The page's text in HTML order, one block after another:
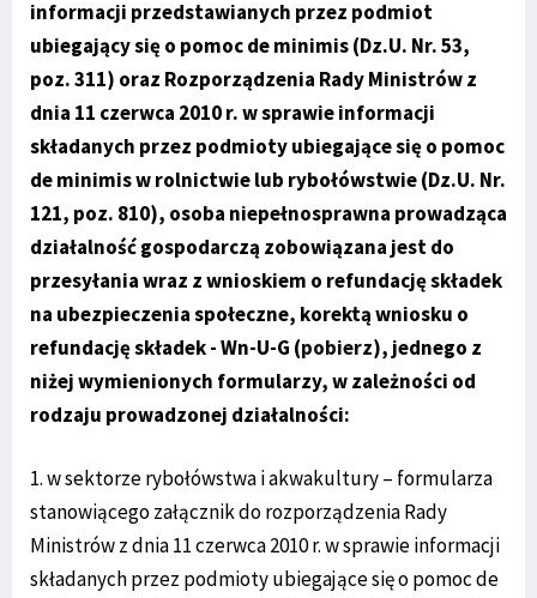
informacji przedstawianych przez podmiot
ubiegający się o pomoc de minimis (Dz.U. Nr. 53,
poz. 311) oraz Rozporządzenia Rady Ministrów z
dnia 11 czerwca 2010 r. w sprawie informacji
składanych przez podmioty ubiegające się o pomoc
de minimis w rolnictwie lub rybołówstwie (Dz.U. Nr.
121, poz. 810), osoba niepełnosprawna prowadząca
działalność gospodarczą zobowiązana jest do
przesyłania wraz z wnioskiem o refundację składek
na ubezpieczenia społeczne, korektą wniosku o
refundację składek - Wn-U-G (pobierz), jednego z
niżej wymienionych formularzy, w zależności od
rodzaju prowadzonej działalności:
1. w sektorze rybołówstwa i akwakultury – formularza
stanowiącego załącznik do rozporządzenia Rady
Ministrów z dnia 11 czerwca 2010 r. w sprawie informacji
składanych przez podmioty ubiegające się o pomoc de